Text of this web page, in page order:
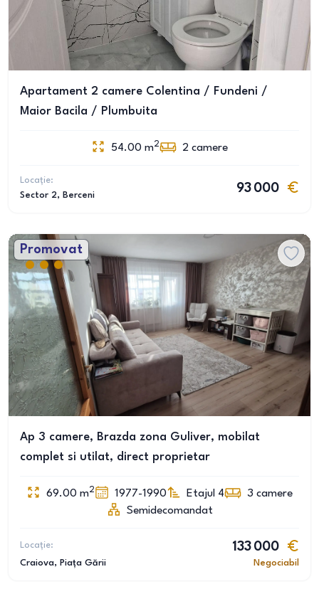
Apartament 2 camere Colentina / Fundeni /
Maior Bacila / Plumbuita
54.00 m2 2 camere
Locație:
Sector 2, Berceni
93 000
Promovat
Ap 3 camere, Brazda zona Guliver, mobilat
complet si utilat, direct proprietar
69.00 m2 1977-1990 Etajul 4 3 camere
Semidecomandat
Locație:
Craiova, Piața Gării
133 000
Negociabil